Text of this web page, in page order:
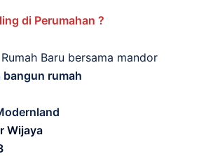
di Perumahan ?
Baru bersama mandor
bangun rumah
Wijaya